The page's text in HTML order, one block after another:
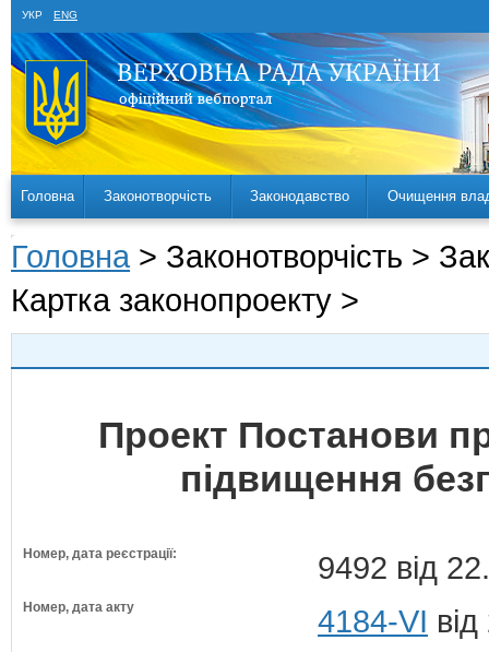
УКР ENG
Головна Законотворчість Законодавство Очищення
Головна > Законотворчість >
Картка законопроекту >
Проект Постанови
підвищення
Номер, дата реєстрації: 9492 від
Номер, дата акту 4184-VI